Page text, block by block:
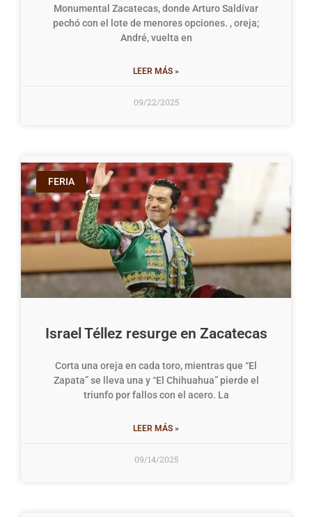
Monumental Zacatecas, donde Arturo Saldívar
pechó con el lote de menores opciones. , oreja;
André, vuelta en
LEER MÁS »
09/22/2025
FERIA
Israel Téllez resurge en Zacatecas
Corta una oreja en cada toro, mientras que “El
Zapata” se lleva una y “El Chihuahua” pierde el
triunfo por fallos con el acero. La
LEER MÁS »
09/14/2025